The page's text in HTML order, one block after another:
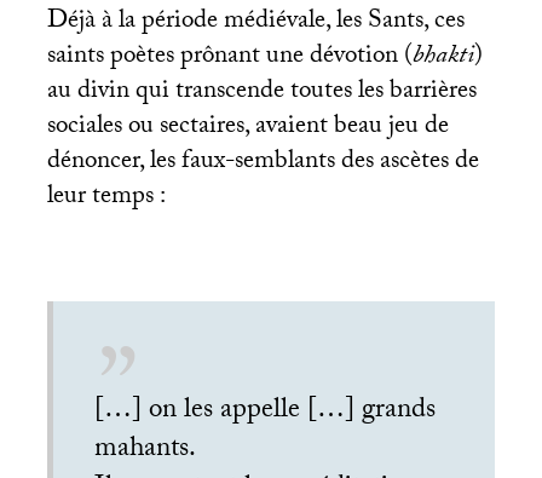
Déjà à la période médiévale, les Sants, ces
saints poètes prônant une dévotion (bhakti)
au divin qui transcende toutes les barrières
sociales ou sectaires, avaient beau jeu de
dénoncer, les faux-semblants des ascètes de
leur temps :
[…] on les appelle […] grands
mahants.